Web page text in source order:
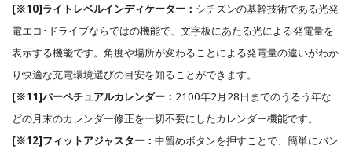
[※10]ライトレベルインディケーター： シチズンの基幹技術である光発
電エコ･ドライブならではの機能で、⽂字板にあたる光による発電量を
表示する機能です。角度や場所が変わることによる発電量の違いがわか
り快適な充電環境選びの目安を知ることができます。
[※11]パーペチュアルカレンダー： 2100年2月28⽇までのうるう年な
どの月末のカレンダー修正を⼀切不要にしたカレンダー機能です。
[※12]フィットアジャスター： 中留めボタンを押すことで、簡単にバン